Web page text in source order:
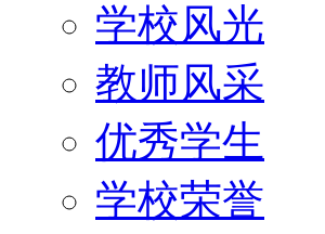
学校风光
教师风采
优秀学生
学校荣誉